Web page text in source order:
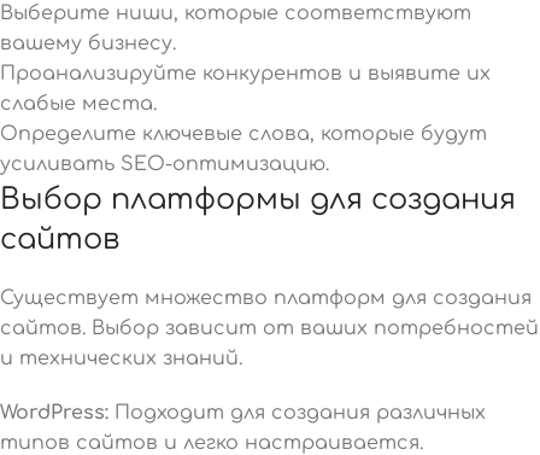
Выберите ниши, которые соответствуют
вашему бизнесу.
Проанализируйте конкурентов и выявите их
слабые места.
Определите ключевые слова, которые будут
усиливать SEO-оптимизацию.
Выбор платформы для создания
сайтов
Существует множество платформ для создания
сайтов. Выбор зависит от ваших потребностей
и технических знаний.
WordPress: Подходит для создания различных
типов сайтов и легко настраивается.